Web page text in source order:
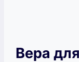
Вера